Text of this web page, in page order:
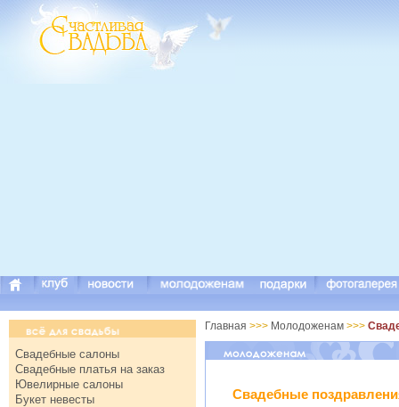
Свадебные салоны
Свадебные платья на заказ
Ювелирные салоны
Букет невесты
Главная >>> Молодоженам >>>
Свадебные